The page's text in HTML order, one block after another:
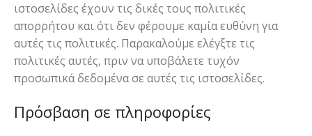
ιστοσελίδες έχουν τις δικές τους πολιτικές
απορρήτου και ότι δεν φέρουμε καμία ευθύνη για
αυτές τις πολιτικές. Παρακαλούμε ελέγξτε τις
πολιτικές αυτές, πριν να υποβάλετε τυχόν
προσωπικά δεδομένα σε αυτές τις ιστοσελίδες.
Πρόσβαση σε πληροφορίες